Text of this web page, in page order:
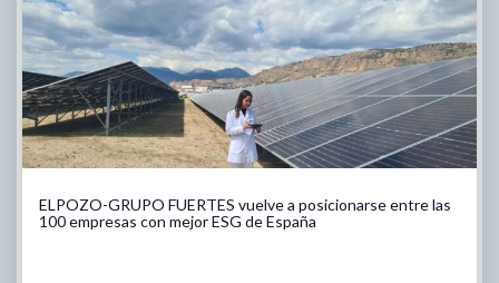
ELPOZO-GRUPO FUERTES vuelve a posicionarse entre las
100 empresas con mejor ESG de España